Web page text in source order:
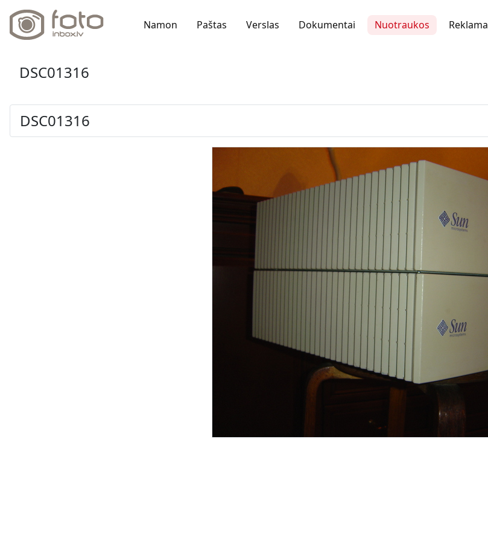
Namon Paštas Verslas Dokumentai Nuotraukos Reklama
DSC01316
DSC01316